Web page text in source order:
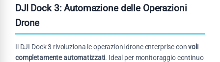
DJI Dock 3: Automazione delle Operazioni
Drone
Il DJI Dock 3 rivoluziona le operazioni drone enterprise convoli
completamente automatizzati. Ideal per monitoraggio continuo